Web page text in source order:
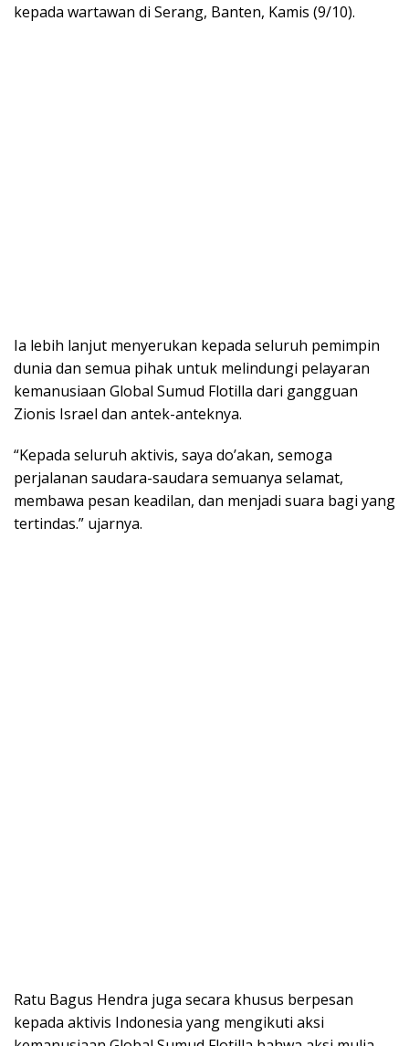
kepada wartawan di Serang, Banten, Kamis (9/10).
Ia lebih lanjut menyerukan kepada seluruh pemimpin
dunia dan semua pihak untuk melindungi pelayaran
kemanusiaan Global Sumud Flotilla dari gangguan
Zionis Israel dan antek-anteknya.
“Kepada seluruh aktivis, saya do’akan, semoga
perjalanan saudara-saudara semuanya selamat,
membawa pesan keadilan, dan menjadi suara bagi yang
tertindas.” ujarnya.
Ratu Bagus Hendra juga secara khusus berpesan
kepada aktivis Indonesia yang mengikuti aksi